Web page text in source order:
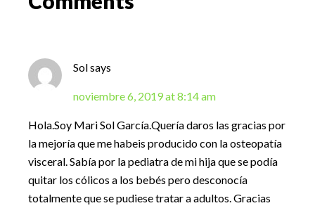
Solsays
noviembre 6, 2019 at 8:14 am
Hola.Soy Mari Sol García.Quería daros las gracias por
la mejoría que me habeis producido con la osteopatía
visceral. Sabía por la pediatra de mi hija que se podía
quitar los cólicos a los bebés pero desconocía
totalmente que se pudiese tratar a adultos. Gracias